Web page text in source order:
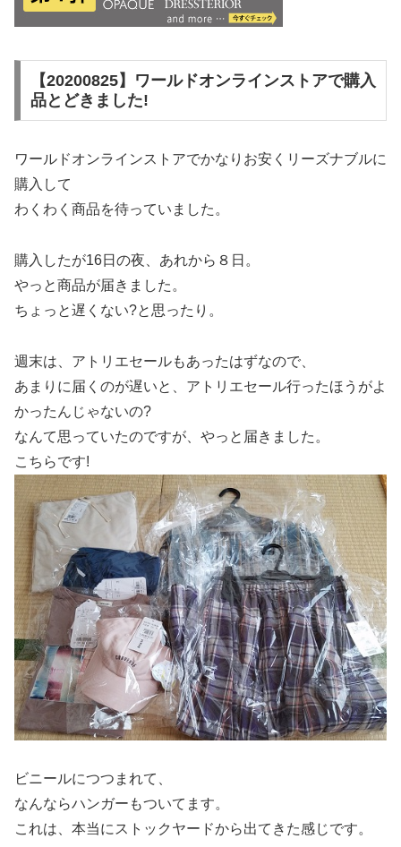
【20200825】ワールドオンラインストアで購入
品とどきました!
ワールドオンラインストアでかなりお安くリーズナブルに
購入して
わくわく商品を待っていました。
購入したが16日の夜、あれから８日。
やっと商品が届きました。
ちょっと遅くない?と思ったり。
週末は、アトリエセールもあったはずなので、
あまりに届くのが遅いと、アトリエセール行ったほうがよ
かったんじゃないの?
なんて思っていたのですが、やっと届きました。
こちらです!
ビニールにつつまれて、
なんならハンガーもついてます。
これは、本当にストックヤードから出てきた感じです。